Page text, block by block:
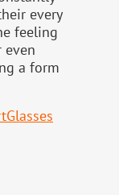
every
feeling
even
a form